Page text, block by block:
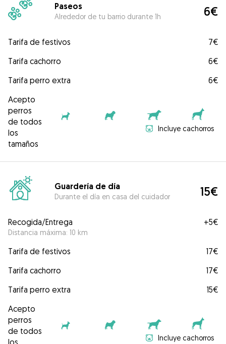
Paseos
Alrededor de tu barrio durante 1h 6€
Tarifa de festivos
7€
Tarifa cachorro
6€
Tarifa perro extra
6€
Acepto
perros
de todos
los
tamaños
Incluye cachorros
Guardería de día
Durante el día en casa del cuidador 15€
Recogida/Entrega
Distancia máxima: 10 km
+5€
Tarifa de festivos
17€
Tarifa cachorro
17€
Tarifa perro extra
15€
Acepto
perros
de todos
Incluye cachorros